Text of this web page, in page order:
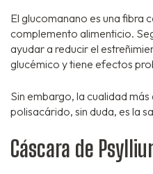
El glucomanano es una fibra
complemento alimenticio.
ayudar a reducir el
glucémico y tiene efectos
Sin embargo, la cualidad
polisacárido, sin duda, es la
Cáscara de